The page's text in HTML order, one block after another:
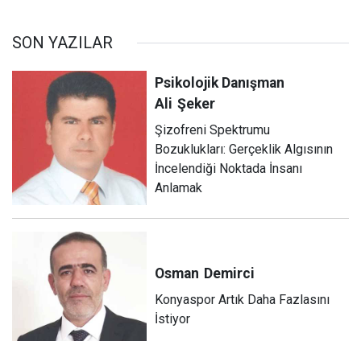
SON YAZILAR
Psikolojik Danışman
Ali Şeker
Şizofreni Spektrumu
Bozuklukları: Gerçeklik Algısının
İncelendiği Noktada İnsanı
Anlamak
Osman Demirci
Konyaspor Artık Daha Fazlasını
İstiyor